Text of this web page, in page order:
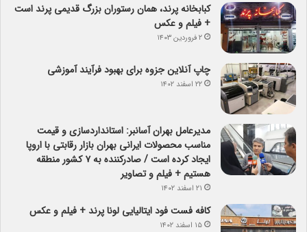
کبابخانه پرند، همان رستوران بزرگ قدیمی پرند است
+ فیلم و عکس
۲ فروردین ۱۴۰۳
چاپ آنلاین جزوه برای بهبود فرآیند آموزشی
۲۲ اسفند ۱۴۰۲
مدیرعامل بهران آسانبر: استانداردسازی و قیمت
مناسب محصولات ایرانی بهران بازار رقابتی با اروپا
ایجاد کرده است / صادرکننده به ۷ کشور منطقه
هستیم + فیلم و تصاویر
۲۱ اسفند ۱۴۰۲
کافه فست فود ایتالیایی لونا پرند + فیلم و عکس
۱۵ اسفند ۱۴۰۲